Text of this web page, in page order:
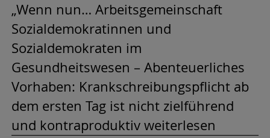
„Wenn nun… Arbeitsgemeinschaft
Sozialdemokratinnen und
Sozialdemokraten im
Gesundheitswesen – Abenteuerliches
Vorhaben: Krankschreibungspflicht ab
dem ersten Tag ist nicht zielführend
und kontraproduktiv weiterlesen